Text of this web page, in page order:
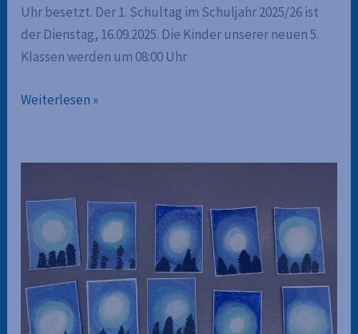
Uhr besetzt. Der 1. Schultag im Schuljahr 2025/26 ist
der Dienstag, 16.09.2025. Die Kinder unserer neuen 5.
Klassen werden um 08:00 Uhr
Sommerferien
Weiterlesen »